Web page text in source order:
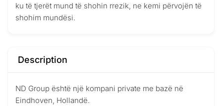
ku të tjerët mund të shohin rrezik, ne kemi përvojën të
shohim mundësi.
Description
ND Group është një kompani private me bazë në
Eindhoven, Hollandë.